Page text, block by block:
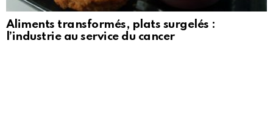
Aliments transformés, plats surgelés :
l’industrie au service du cancer